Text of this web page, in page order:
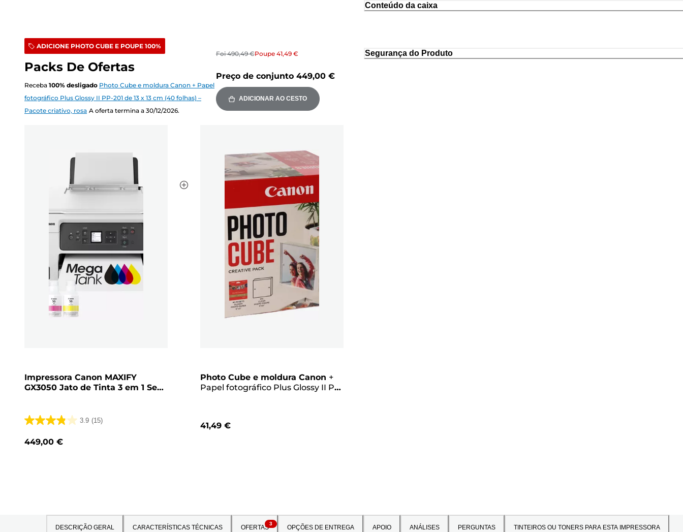
ADICIONE PHOTO CUBE E POUPE 100%
Packs De Ofertas
Receba 100% desligado Photo Cube e moldura Canon + Papel
fotográfico Plus Glossy II PP-201 de 13 x 13 cm (40 folhas) –
Pacote criativo, rosa A oferta termina a 30/12/2026.
Foi490,49 €Poupe 41,49 €
Preço de conjunto 449,00 €
ADICIONAR AO CESTO
Impressora Canon MAXIFY
GX3050 Jato de Tinta 3 em 1 Sem
3.9 (15)
3.9
em
449,00 €
Photo Cube e moldura Canon +
Papel fotográfico Plus Glossy II PP-
41,49 €
Conteúdo da caixa
Segurança do Produto
DESCRIÇÃO GERAL CARACTERÍSTICAS TÉCNICAS OFERTAS
3
OPÇÕES DE ENTREGA APOIO ANÁLISES PERGUNTAS TINTEIROS OU TONERS PARA ESTA IMPRESSORA